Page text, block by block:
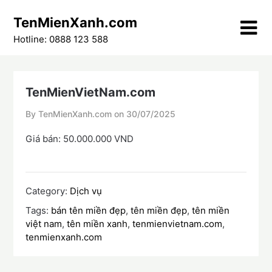
content
TenMienXanh.com
Hotline: 0888 123 588
TenMienVietNam.com
By TenMienXanh.com on 30/07/2025
Giá bán: 50.000.000 VND
Category: Dịch vụ
Tags: bán tên miền đẹp,tên miền đẹp,tên miền
việt nam,tên miền xanh,tenmienvietnam.com,
tenmienxanh.com